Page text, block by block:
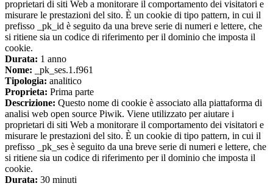
proprietari di siti Web a monitorare il comportamento dei visitatori e
misurare le prestazioni del sito. È un cookie di tipo pattern, in cui il
prefisso _pk_id è seguito da una breve serie di numeri e lettere, che
si ritiene sia un codice di riferimento per il dominio che imposta il
cookie.
Durata: 1 anno
Nome: _pk_ses.1.f961
Tipologia: analitico
Proprieta: Prima parte
Descrizione: Questo nome di cookie è associato alla piattaforma di
analisi web open source Piwik. Viene utilizzato per aiutare i
proprietari di siti Web a monitorare il comportamento dei visitatori e
misurare le prestazioni del sito. È un cookie di tipo pattern, in cui il
prefisso _pk_ses è seguito da una breve serie di numeri e lettere, che
si ritiene sia un codice di riferimento per il dominio che imposta il
cookie.
Durata: 30 minuti